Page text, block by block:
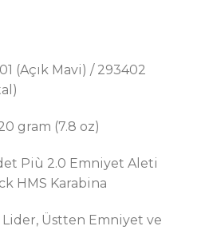
(Açık Mavi) / 293402
gram (7.8 oz)
Più 2.0 Emniyet Aleti
HMS Karabina
Üstten Emniyet ve